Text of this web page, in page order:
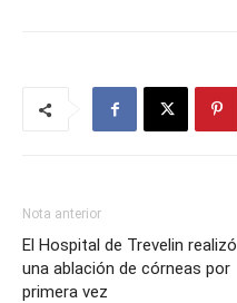
Nota anterior
El Hospital de Trevelin realizó
una ablación de córneas por
primera vez